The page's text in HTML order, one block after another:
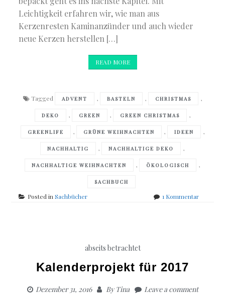
Leichtigkeit erfahren wir, wie man aus
Kerzenresten Kaminanzünder und auch wieder
neue Kerzen herstellen […]
READ MORE
Tagged ADVENT , BASTELN , CHRISTMAS ,
DEKO , GREEN , GREEN CHRISTMAS ,
GREENLIFE , GRÜNE WEIHNACHTEN , IDEEN ,
NACHHALTIG , NACHHALTIGE DEKO ,
NACHHALTIGE WEIHNACHTEN , ÖKOLOGISCH ,
SACHBUCH
Posted inSachbücher 1 Kommentarzu
abseits betrachtet
Kalenderprojekt für 2017
Dezember 31, 2016 ByTina Leave a comment